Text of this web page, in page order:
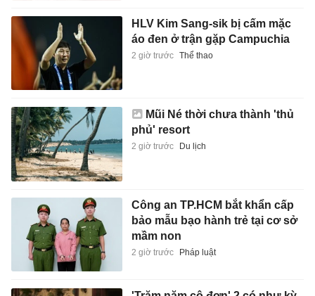
HLV Kim Sang-sik bị cấm mặc
áo đen ở trận gặp Campuchia
2 giờ trước Thể thao
Mũi Né thời chưa thành 'thủ
phủ' resort
2 giờ trước Du lịch
Công an TP.HCM bắt khẩn cấp
bảo mẫu bạo hành trẻ tại cơ sở
mầm non
2 giờ trước Pháp luật